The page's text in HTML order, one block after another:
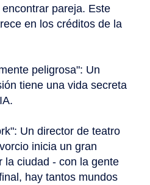
pareja. Este
en los créditos de la
peligrosa": Un
tiene una vida secreta
Un director de teatro
inicia un gran
la ciudad - con la gente
hay tantos mundos